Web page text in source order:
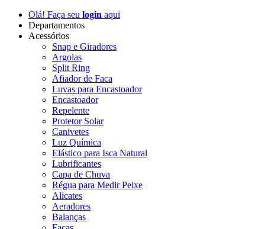
Olá! Faça seu login aqui
Departamentos
Acessórios
Snap e Giradores
Argolas
Split Ring
Afiador de Faca
Luvas para Encastoador
Encastoador
Repelente
Protetor Solar
Canivetes
Luz Química
Elástico para Isca Natural
Lubrificantes
Capa de Chuva
Régua para Medir Peixe
Alicates
Aeradores
Balanças